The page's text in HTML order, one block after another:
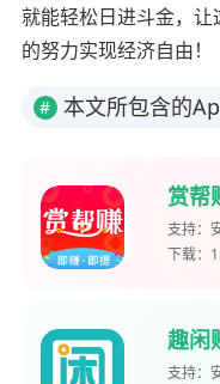
就能轻松日进斗金，
的努力实现经济自由！
# 本文所包含的
赏帮
支持：
下载：
趣闲
支持：